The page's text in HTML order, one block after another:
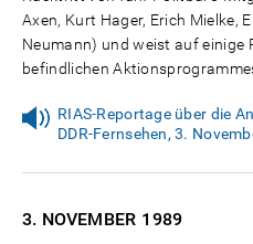
Axen, Kurt Hager, Erich Mielke,
Neumann) und weist auf einige
befindlichen
RIAS-Reportage über die
DDR-Fernsehen, 3.
3. NOVEMBER 1989